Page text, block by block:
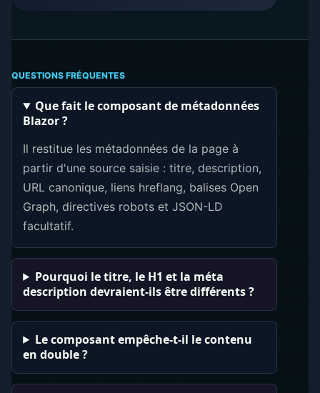
QUESTIONS FRÉQUENTES
Que fait le composant de métadonnées
Blazor ?
Il restitue les métadonnées de la page à
partir d'une source saisie : titre, description,
URL canonique, liens hreflang, balises Open
Graph, directives robots et JSON-LD
facultatif.
Pourquoi le titre, le H1 et la méta
description devraient-ils être différents ?
Le composant empêche-t-il le contenu
en double ?